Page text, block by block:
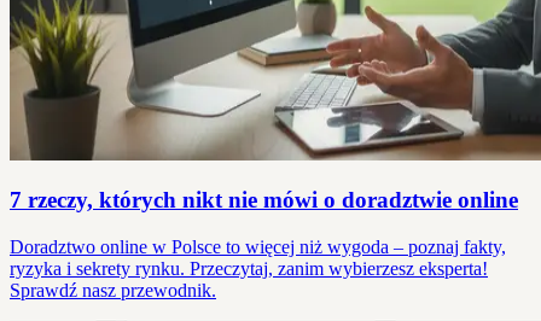
7 rzeczy, których nikt nie mówi o doradztwie online
Doradztwo online w Polsce to więcej niż wygoda – poznaj fakty,
ryzyka i sekrety rynku. Przeczytaj, zanim wybierzesz eksperta!
Sprawdź nasz przewodnik.